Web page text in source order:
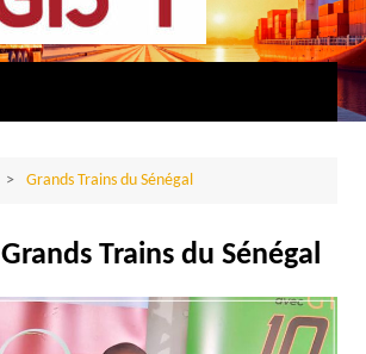
Grands Trains du Sénégal
Grands Trains du Sénégal